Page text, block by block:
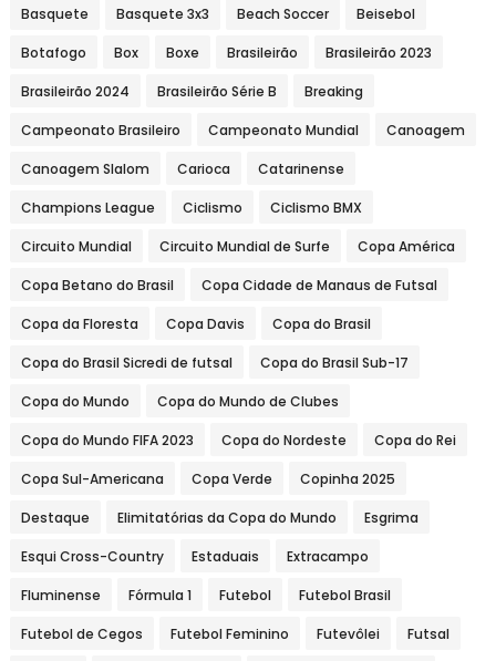
Basquete Basquete 3x3 Beach Soccer Beisebol
Botafogo Box Boxe Brasileirão Brasileirão 2023
Brasileirão 2024 Brasileirão Série B Breaking
Campeonato Brasileiro Campeonato Mundial Canoagem
Canoagem Slalom Carioca Catarinense
Champions League Ciclismo Ciclismo BMX
Circuito Mundial Circuito Mundial de Surfe Copa América
Copa Betano do Brasil Copa Cidade de Manaus de Futsal
Copa da Floresta Copa Davis Copa do Brasil
Copa do Brasil Sicredi de futsal Copa do Brasil Sub-17
Copa do Mundo Copa do Mundo de Clubes
Copa do Mundo FIFA 2023 Copa do Nordeste Copa do Rei
Copa Sul-Americana Copa Verde Copinha 2025
Destaque Elimitatórias da Copa do Mundo Esgrima
Esqui Cross-Country Estaduais Extracampo
Fluminense Fórmula 1 Futebol Futebol Brasil
Futebol de Cegos Futebol Feminino Futevôlei Futsal